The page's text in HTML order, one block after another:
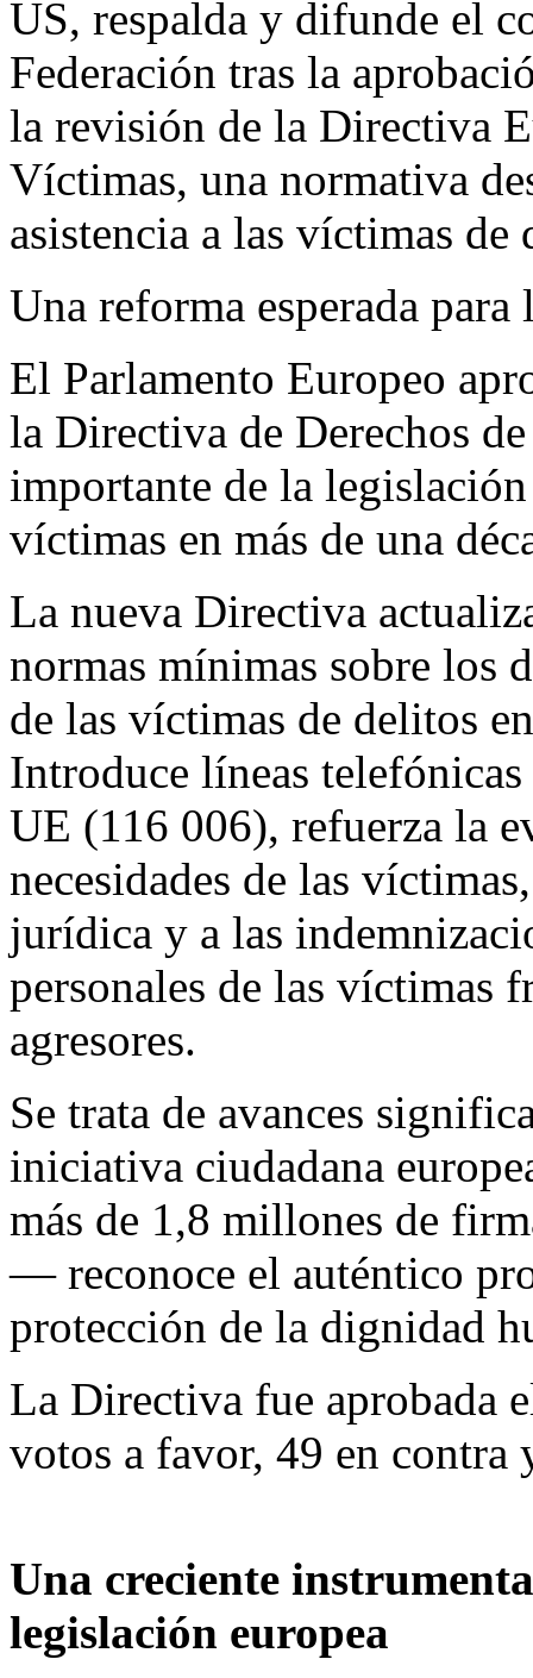
US, respalda y difunde el
Federación tras la
la revisión de la Directiva
Víctimas, una normativa
asistencia a las víctimas
Una reforma esperada
El Parlamento Europeo
la Directiva de Derechos
importante de la
víctimas en más de una
La nueva Directiva
normas mínimas sobre los
de las víctimas de delitos
Introduce líneas
UE (116 006), refuerza la
necesidades de las
jurídica y a las
personales de las víctimas
agresores.
Se trata de avances
iniciativa ciudadana
más de 1,8 millones de
— reconoce el auténtico
protección de la dignidad
La Directiva fue aprobada
votos a favor, 49 en contra
Una creciente
legislación europea